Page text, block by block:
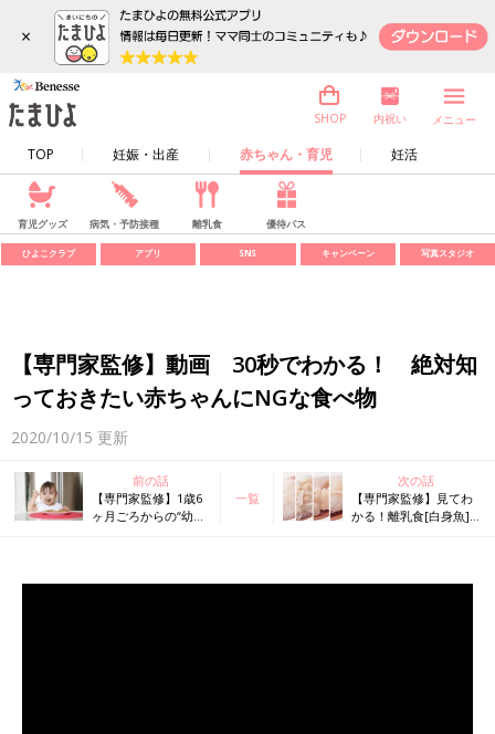
×
TOP 妊娠・出産 赤ちゃん・育児 妊活
SHOP 内祝い メニュー
育児グッズ 病気・予防接種 離乳食 優待パス
ひよこクラブ アプリ SNS キャンペーン 写真スタジオ
【専門家監修】動画 30秒でわかる！ 絶対知
っておきたい赤ちゃんにNGな食べ物
2020/10/15 更新
前の話
【専門家監修】1歳6
ヶ月ごろからの“幼児
一覧
次の話
【専門家監修】見てわ
かる！離乳食[白身魚]